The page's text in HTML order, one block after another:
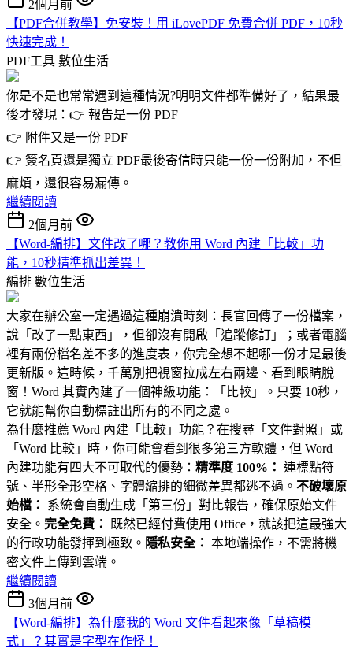
2個月前
【PDF合併教學】免安裝！用 iLovePDF 免費合併 PDF，10秒
快速完成！
PDF工具 數位生活
你是不是也常常遇到這種情況?明明文件都準備好了，結果最
後才發現：👉 報告是一份 PDF
👉 附件又是一份 PDF
👉 簽名頁還是獨立 PDF最後寄信時只能一份一份附加，不但
麻煩，還很容易漏傳。
繼續閱讀
2個月前
【Word-編排】文件改了哪？教你用 Word 內建「比較」功
能，10秒精準抓出差異！
編排 數位生活
大家在辦公室一定遇過這種崩潰時刻：長官回傳了一份檔案，
說「改了一點東西」，但卻沒有開啟「追蹤修訂」；或者電腦
裡有兩份檔名差不多的進度表，你完全想不起哪一份才是最後
更新版。這時候，千萬別把視窗拉成左右兩邊、看到眼睛脫
窗！Word 其實內建了一個神級功能：「比較」。只要 10秒，
它就能幫你自動標註出所有的不同之處。
為什麼推薦 Word 內建「比較」功能？在搜尋「文件對照」或
「Word 比較」時，你可能會看到很多第三方軟體，但 Word
內建功能有四大不可取代的優勢： 精準度 100%： 連標點符
號、半形全形空格、字體縮排的細微差異都逃不過。 不破壞原
始檔：
系統會自動生成「第三份」對比報告，確保原始文件
安全。 完全免費：
既然已經付費使用 Office，就該把這最強大
的行政功能發揮到極致。 隱私安全： 本地端操作，不需將機
密文件上傳到雲端。
繼續閱讀
3個月前
【Word-編排】為什麼我的 Word 文件看起來像「草稿模
式」？其實是字型在作怪！